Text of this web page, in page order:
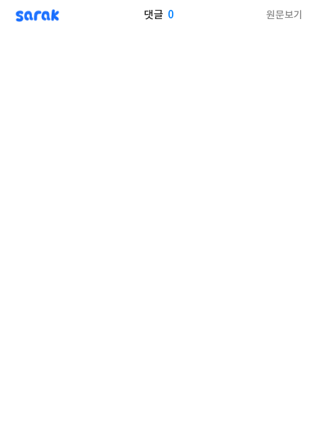
sarak 댓글 0 원문보기